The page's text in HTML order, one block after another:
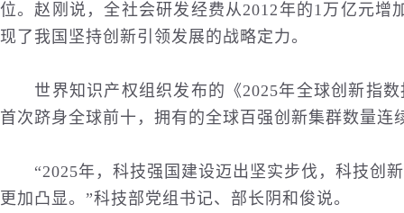
位。赵刚说，全社会研发经费从2012年的1万亿元增
现了我国坚持创新引领发展的战略定力。
世界知识产权组织发布的《2025年全球创新指数
首次跻身全球前十，拥有的全球百强创新集群数量连
“2025年，科技强国建设迈出坚实步伐，科技创
更加凸显。”科技部党组书记、部长阴和俊说。